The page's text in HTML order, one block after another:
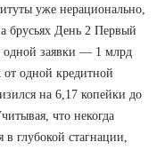
уже нерационально,
брусьях День 2 Первый
одной заявки — 1 млрд
от одной кредитной
на 6,17 копейки до
что некогда
глубокой стагнации,